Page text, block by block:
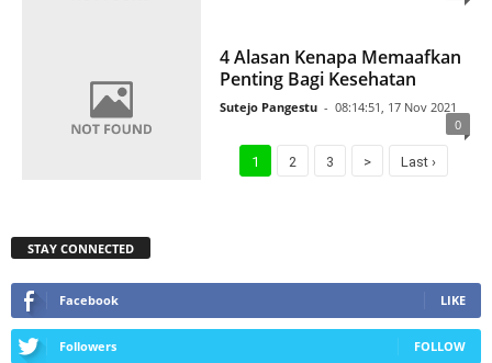
4 Alasan Kenapa Memaafkan
Penting Bagi Kesehatan
Sutejo Pangestu - 08:14:51, 17 Nov 2021
0
1 2 3 > Last ›
STAY CONNECTED
Facebook LIKE
Followers FOLLOW